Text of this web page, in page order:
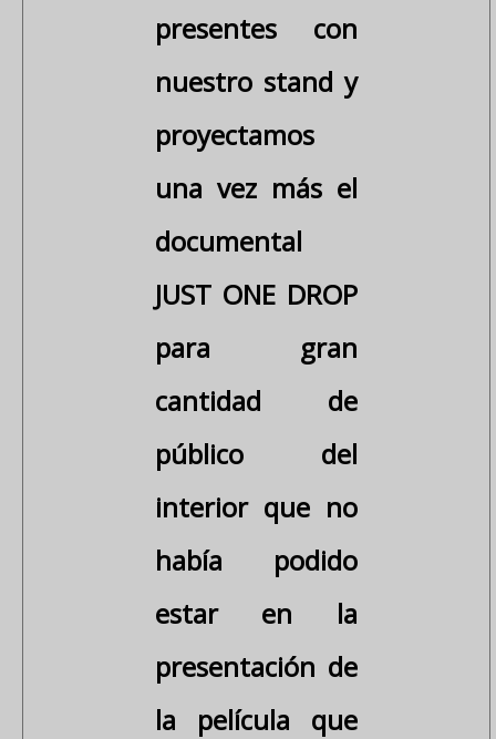
presentes con
nuestro stand y
proyectamos
una vez más el
documental
JUST ONE DROP
para gran
cantidad de
público del
interior que no
había podido
estar en la
presentación de
la película que